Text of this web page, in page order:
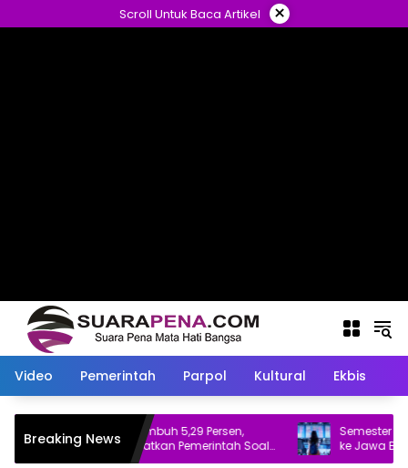
ke
Scroll Untuk Baca Artikel ×
Video Pemerintah Parpol Kultural Ekbis
Breaking News
Meski Ekonomi Tumbuh 5,29 Persen,
Banggar DPR Ingatkan Pemerintah Soal
Dua Hal Ini
Semester I 2026,
ke Jawa Barat